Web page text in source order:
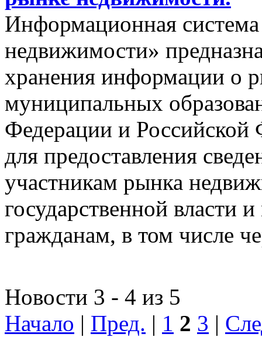
Информационная
недвижимости»
хранения информации о
муниципальных
Федерации и Российской
для предоставления
участникам рынка
государственной власти
гражданам, в том числе
Новости 3 - 4 из 5
Начало | Пред. | 1 2 3 |